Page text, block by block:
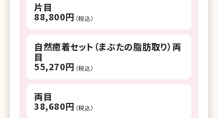
片目
88,800円 （税込）
自然癒着セット（まぶたの脂肪取り）両
目
55,270円 （税込）
両目
38,680円 （税込）